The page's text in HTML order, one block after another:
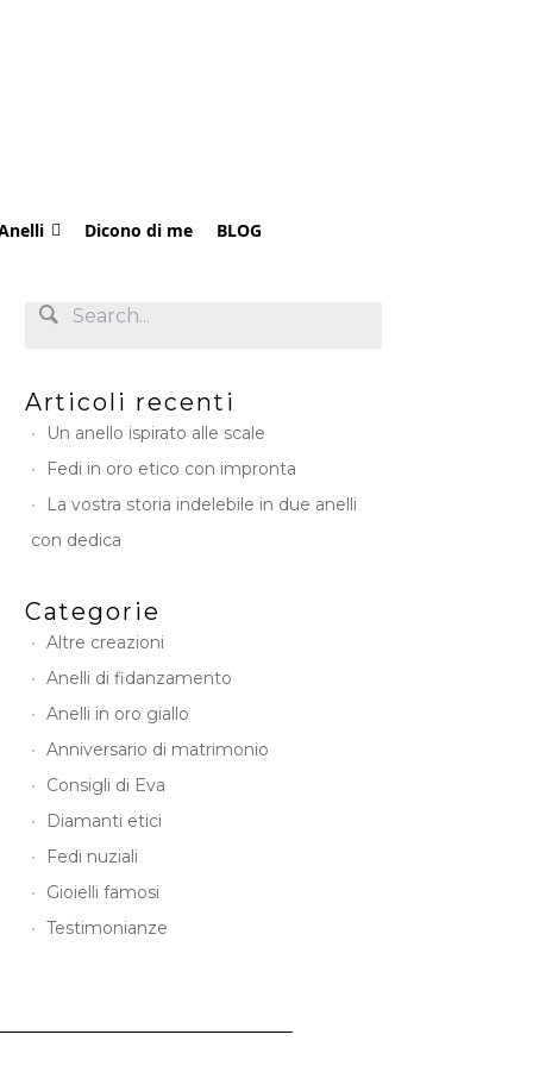
Dicono di me BLOG
Articoli recenti
Un anello ispirato alle scale
Fedi in oro etico con impronta
La vostra storia indelebile in due anelli
con dedica
Categorie
Altre creazioni
Anelli di fidanzamento
Anelli in oro giallo
Anniversario di matrimonio
Consigli di Eva
Diamanti etici
Fedi nuziali
Gioielli famosi
Testimonianze